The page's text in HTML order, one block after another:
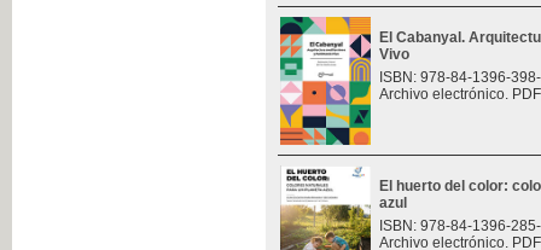
El Cabanyal.
Vivo
ISBN: 978-84-1396-
Archivo electrónico.
El huerto del color:
azul
ISBN: 978-84-1396-
Archivo electrónico.